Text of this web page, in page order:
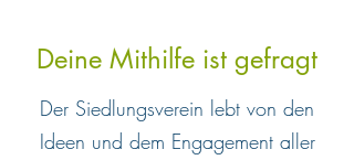
Deine Mithilfe ist gefragt
Der Siedlungsverein lebt von den
Ideen und dem Engagement aller